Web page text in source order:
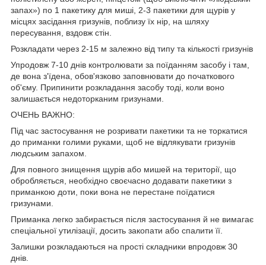
запах») по 1 пакетику для миші, 2-3 пакетики для щурів у
місцях засідання гризунів, поблизу їх нір, на шляху
пересування, вздовж стін.
Розкладати через 2-15 м залежно від типу та кількості гризунів
Упродовж 7-10 днів контролювати за поїданням засобу і там,
де вона з'їдена, обов'язково заповнювати до початкового
об'єму. Припинити розкладання засобу тоді, коли воно
залишається недоторканим гризунами.
ОЧЕНЬ ВАЖНО:
Під час застосування не розривати пакетики та не торкатися
до приманки голими руками, щоб не відлякувати гризунів
людським запахом.
Для повного знищення щурів або мишей на території, що
обробляється, необхідно своєчасно додавати пакетики з
приманкою доти, поки вона не перестане поїдатися
гризунами.
Приманка легко забирається після застосування й не вимагає
спеціальної утилізації, досить закопати або спалити її.
Залишки розкладаються на прості складники впродовж 30
днів.